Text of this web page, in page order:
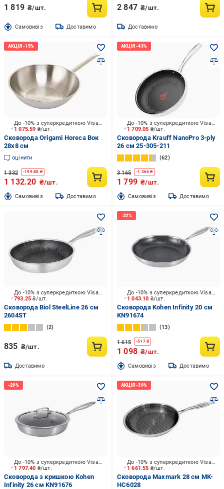
1 819 ₴/шт.
Cамовивіз Доставимо
2 847 ₴/шт.
Доставимо
1 075.59 ₴/шт.
До -10% з суперкредиткою Visa Вигода
Сковорода Origami Horeca Вок
28х8 см
оцінити
1 332 -199.80 ₴
1 132.20 ₴/шт.
Cамовивіз Доставимо
1 709.05 ₴/шт.
До -10% з суперкредиткою Visa Вигода
Сковорода Krauff NanoPro 3-ply
26 см 25-305-211
62
3 165 -1 366 ₴
1 799 ₴/шт.
Cамовивіз Доставимо
793.25₴/шт.
До -10% з суперкредиткою Visa Вигода
Сковорода Biol SteelLine 26 см
2604ST
2
835 ₴/шт.
Доставимо
1 043.10 ₴/шт.
До -10% з суперкредиткою Visa Вигода
Сковорода Kohen Infinity 20 см
KN91674
13
1 615 -517₴
1 098 ₴/шт.
Cамовивіз Доставимо
1 797.40 ₴/шт.
До -10% з суперкредиткою Visa Вигода
Сковорода з кришкою Kohen
Infinity 26 см KN91676
1 661.55 ₴/шт.
До -10% з суперкредиткою Visa Вигода
Сковорода Maxmark 28 см MK-
HC6028